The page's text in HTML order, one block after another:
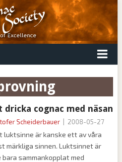
dricka cognac med näsan
Scheiderbauer 2008-05-27
luktsinne är kanske ett av våra
märkliga sinnen. Luktsinnet är
bara sammankopplat med